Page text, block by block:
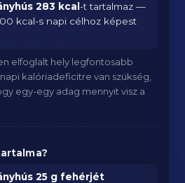
283 kcal-t tartalmaz —
kcal-s napi célhoz képest
elfoglalt hely legfontosabb
kalóriadeficitre van szükség,
egy-egy adag mennyit visz a
25 g fehérjét